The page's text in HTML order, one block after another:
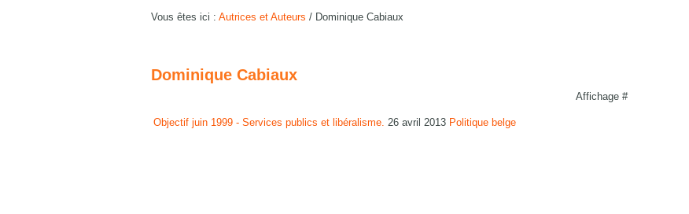
Vous êtes ici : Autrices et Auteurs / Dominique Cabiaux
Dominique Cabiaux
Affichage #
Objectif juin 1999 - Services publics et libéralisme. 26 avril 2013 Politique belge